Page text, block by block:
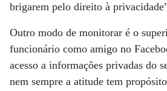
brigarem pelo direito à
Outro modo de monitorar é o
funcionário como amigo no
acesso a informações privadas do
nem sempre a atitude tem